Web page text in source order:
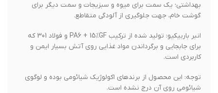
بهداشتی؛ یک سمت برای میوه و سبزیجات و سمت دیگر برای
گوشت خام، جهت جلوگیری از آلودگی متقاطع.
انبر باربیکیو: تولید شده از ترکیب PA6 + 15%GF و فولاد 301 که
برای جابجایی و برگرداندن مواد غذایی روی آتش بسیار ایمن و
کاربردی است.
توجه: این محصول از برندهای اکولوژیک شیائومی بوده و لوگوی
شیائومی روی آن درج نشده است.